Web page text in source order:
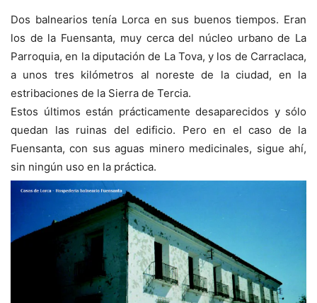
Dos balnearios tenía Lorca en sus buenos tiempos. Eran
los de la Fuensanta, muy cerca del núcleo urbano de La
Parroquia, en la diputación de La Tova, y los de Carraclaca,
a unos tres kilómetros al noreste de la ciudad, en la
estribaciones de la Sierra de Tercia.
Estos últimos están prácticamente desaparecidos y sólo
quedan las ruinas del edificio. Pero en el caso de la
Fuensanta, con sus aguas minero medicinales, sigue ahí,
sin ningún uso en la práctica.